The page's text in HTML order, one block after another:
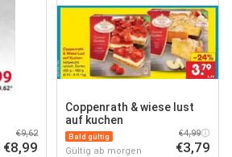
€9,62
€8,99
Coppenrath & wiese lust
auf kuchen
Bald gültig
Gültig ab morgen
€4,99
€3,79